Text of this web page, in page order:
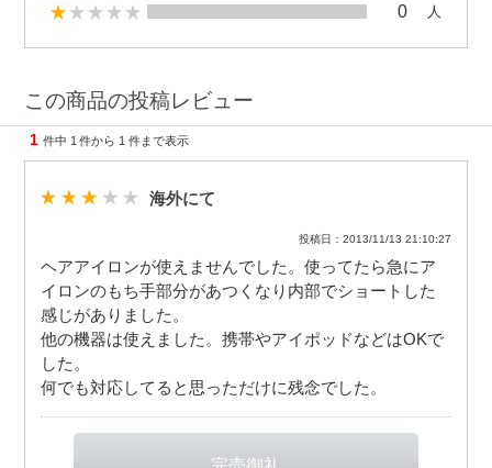
0 人
この商品の投稿レビュー
1 件中 1 件から 1 件まで表示
海外にて
投稿日：2013/11/13 21:10:27
ヘアアイロンが使えませんでした。使ってたら急にア
イロンのもち手部分があつくなり内部でショートした
感じがありました。
他の機器は使えました。携帯やアイポッドなどはOKで
した。
何でも対応してると思っただけに残念でした。